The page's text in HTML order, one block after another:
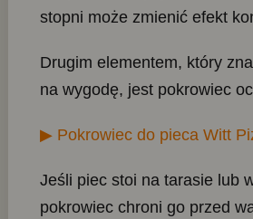
stopni może zmienić efekt
Drugim elementem, który
na wygodę, jest pokrowiec
▶ Pokrowiec do pieca Witt
Jeśli piec stoi na tarasie lub
pokrowiec chroni go przed